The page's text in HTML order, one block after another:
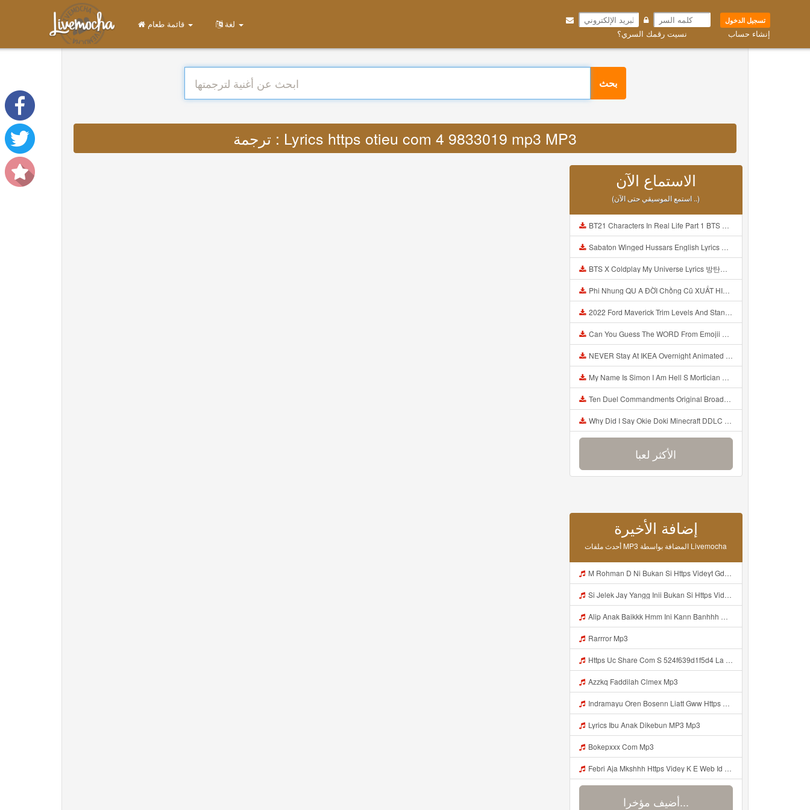
تسجيل الدخول
إنشاء حساب نسيت رقمك السري؟
بحث
ترجمة : Lyrics https otieu com 4 9833019 mp3 MP3
الاستماع الآن
(استمع الموسيقي حتى الآن ..)
BT21 Characters In Real Life Part 1 BTS AND BT21 방탄소년단 BT21 BT21아가들은 아빠조아 따라쟁이들 BTS Vs BT21 Mp3
Sabaton Winged Hussars English Lyrics Mp3
BTS X Coldplay My Universe Lyrics 방탄소년단 콜드플레이 My Universe 가사 Color Coded Lyrics Han Rom Eng Mp3
Phi Nhung QU A ĐỜI Chồng Cũ XUẤT HIỆN Khóc Hối Hận Vì Làm Điều KHỦNG KHIẾP Với Cô Mp3
2022 Ford Maverick Trim Levels And Standard Features Explained Mp3
Can You Guess The WORD From Emojii COMPOUND WORD EMOJII CHALLENGE 90 PEOPLE FAIL Guess Mp3
NEVER Stay At IKEA Overnight Animated SCP 3008 Horror Story Mp3
My Name Is Simon I Am Hell S Mortician And I Am Going To Kill God Creepypasta Mp3
Ten Duel Commandments Original Broadway Cast Of Hamilton Lyrics Mp3
Why Did I Say Okie Doki Minecraft DDLC Animated Music Video Song By The Stupendium Mp3
الأكثر لعبا
إضافة الأخيرة
أحدث ملفات MP3 المضافة بواسطة Livemocha
M Rohman D Ni Bukan Si Https Videyt Gdwuys Web Id ᅠ ᅠ ᅠ ᅠ ᅠ ᅠ ᅠ ᅠ ᅠ ᅠ ᅠ ᅠ ᅠ ᅠ ᅠ ᅠ ᅠ ᅠ ᅠ ᅠ ᅠ ᅠ ᅠ ᅠ ᅠ ᅠ ᅠ ᅠ ᅠ ᅠ ᅠ Mp3
Si Jelek Jay Yangg Inii Bukan Si Https Videyt Gdwuys Web Idᅟᅟᅟᅟᅟᅟᅟᅟᅟᅟᅟᅟᅟᅟᅟᅟᅟᅟᅟᅟᅟᅟᅟᅟᅟᅟᅟᅟᅟᅟᅟᅟᅟᅟᅟᅟᅟᅟᅟᅟᅟᅟᅟᅟᅟᅟᅟᅟᅟᅟᅟᅟᅟᅟᅟᅟᅟᅟᅟᅟᅟᅟᅟᅟ ᅠ ᅠ ᅠ ᅠ ᅠ ᅠ ᅠ ᅠ ᅠ ᅠ ᅠ ᅠ ᅠ ᅠ ᅠ ᅠ ᅠ ᅠ ᅠ ᅠ OKK ᅠ ᅠ ᅠ ᅠ ᅠ ᅠ ᅠ ᅠ ᅠ ᅠ ᅠ ᅠ ᅠ ᅠ ᅠ ᅠ ᅠ ᅠ ᅠ ᅠ ᅠ ᅠ ᅠ ᅠ ᅠ ᅠ ᅠ ᅠ ᅠ ᅠ ᅠ ᅠ ᅠ ᅠ ᅠ ᅠ ᅠ ᅠ ᅠ ᅠ Mp3
Alip Anak Baikkk Hmm Ini Kann Banhhh Https Videey Dpoyn Cfd ᅠ ᅠ ᅠ ᅠ ᅠ ᅠ ᅠ P ᅠ ᅠ ᅠ Pᅠ P ᅠp ᅠ ᅠ ᅠ Uᅠ ᅠ ᅠ Vp ᅠ ᅠ ᅠ ᅠ ᅠ ᅠ ᅠ ᅠ ᅠ ᅠ ᅠ ᅠ ᅠ ᅠ ᅠ ᅠ ᅠ ᅠ ᅠ ᅠ ᅠ ᅠ ᅠ ᅠ ᅠ ᅠ ᅠ ᅠ ᅠ ᅠ ᅠ ᅠ ᅠ ᅠ ᅠ ᅠ ᅠ Mp3
Rarrror Mp3
Https Uc Share Com S 524f639d1f5d4 La Id Mp3
Azzkq Faddilah Clmex Mp3
Indramayu Oren Bosenn Liatt Gww Https Videyf Gdwuys Web Id ᅠ ᅠ ᅠ ᅠ ᅠ ᅠ ᅠ ᅠ ᅠ ᅠ ᅠ ᅠ ᅠ ᅠ ᅠ ᅠ ᅠ ᅠ ᅠ ᅠ OKK ᅠ ᅠ ᅠ ᅠ ᅠ ᅠ ᅠ ᅠ ᅠ ᅠ ᅠ ᅠ ᅠ ᅠ ᅠ ᅠ ᅠ ᅠ ᅠ ᅠ ᅠ ᅠ ᅠ ᅠ ᅠ ᅠ ᅠ ᅠ ᅠ ᅠ ᅠ ᅠ ᅠ ᅠ ᅠ ᅠ ᅠ ᅠ ᅠ ᅠ Mp3
Lyrics Ibu Anak Dikebun MP3 Mp3
Bokepxxx Com Mp3
Febri Aja Mkshhh Https Videy K E Web Id Fht04 ᅠ ᅠ ᅠ ᅠ ᅠ ᅠ ᅠ ᅠ ᅠ ᅠ ᅠ ᅠ ᅠ ᅠ ᅠ ᅠ ᅠ ᅠ ᅠ ᅠ ᅠ ᅠ ᅠ ᅠ ᅠ ᅠ ᅠ ᅠ ᅠ ᅠ ᅠ ᅠ ᅠ ᅠ Mp3
أضيف مؤخرا...